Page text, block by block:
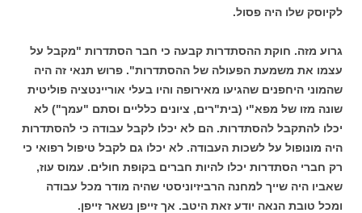
לקיוסק שלו היה פסול.
גרוע מזה. חוקת ההסתדרות קבעה כי חבר הסתדרות "מקבל על
עצמו את משמעת הפעולה של ההסתדרות". פרוש תנאי זה היה
שהמוני היחפנים שהגיעו מאירופה והיו בעלי אוריינטציה פוליטית
שונה מזו של מפא"י (בית"רים, ציונים כלליים וסתם "עמך") לא
יכלו להתקבל להסתדרות. הם לא יכלו לקבל עבודה כי להסתדרות
היה מונופול על לשכות העבודה. לא יכלו גם לקבל טיפול רפואי כי
רק חברי הסתדרות יכלו להיות חברים בקופת חולים. עמוס עוז,
שאביו היה שייך למחנה הרביזיוניסטי שהיה מודר מכל עבודה
ומכל טובת הנאה יודע זאת היטב. אך זייפן נשאר זייפן.